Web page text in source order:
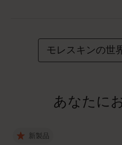
モレスキンの世
あなたに
新製品